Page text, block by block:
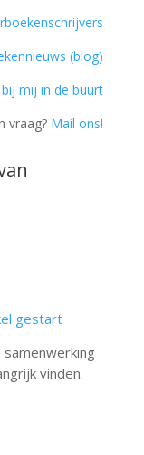
(blog)
mij in de buurt
vraag? Mail ons!
gestart
samenwerking
vinden.